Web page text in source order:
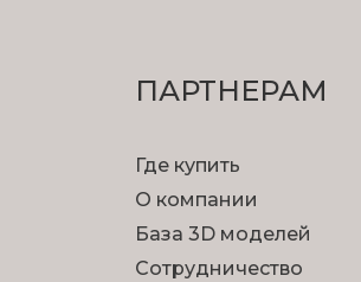
ПАРТНЕРАМ
Где купить
О компании
База 3D моделей
Сотрудничество